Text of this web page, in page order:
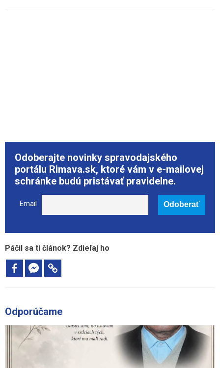
Odoberajte novinky spravodajského
portálu Rimava.sk, ktoré vám v e-mailovej
schránke budú pristávať pravidelne.
Email
Páčil sa ti článok? Zdieľaj ho
Odporúčame